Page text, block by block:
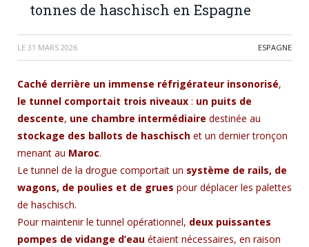
tonnes de haschisch en Espagne
LE 31 MARS 2026 ESPAGNE
Caché derrière un immense réfrigérateur insonorisé,
le tunnel comportait trois niveaux : un puits de
descente, une chambre intermédiaire destinée au
stockage des ballots de haschisch et un dernier tronçon
menant au Maroc.
Le tunnel de la drogue comportait un système de rails, de
wagons, de poulies et de grues pour déplacer les palettes
de haschisch.
Pour maintenir le tunnel opérationnel, deux puissantes
pompes de vidange d’eau étaient nécessaires, en raison